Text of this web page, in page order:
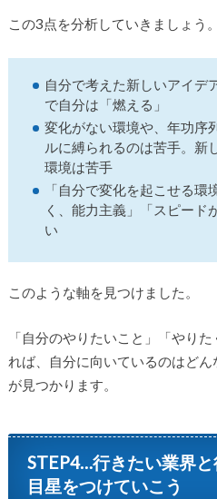
この3点を分析していきましょう
自分で考えた新しいアイデ
で自分は「燃える」
変化がない環境や、年功序
ルに縛られるのは苦手。新
環境は苦手
「自分で変化を起こせる
く、能力主義」「スピード
い
このような軸を見つけました。
「自分のやりたいこと」「やり
れば、自分に向いているのはど
が見つかります。
STEP4…行きたい業界
目星をつけていこう